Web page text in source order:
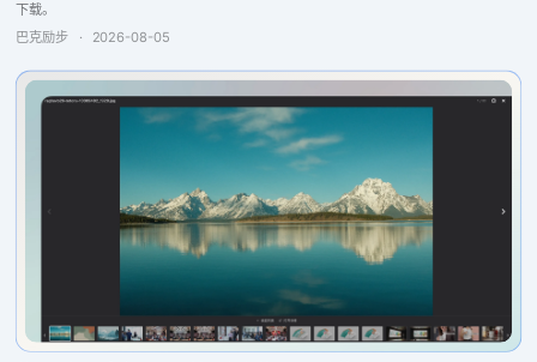
下载。
巴克励步
· 2026-08-05